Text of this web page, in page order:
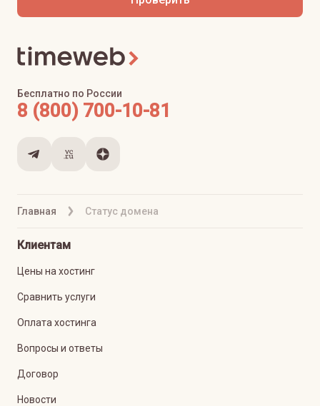
Главная Статус домена
Бесплатно по России
8 (800) 700-10-81
Клиентам
Цены на хостинг
Сравнить услуги
Оплата хостинга
Вопросы и ответы
Договор
Новости